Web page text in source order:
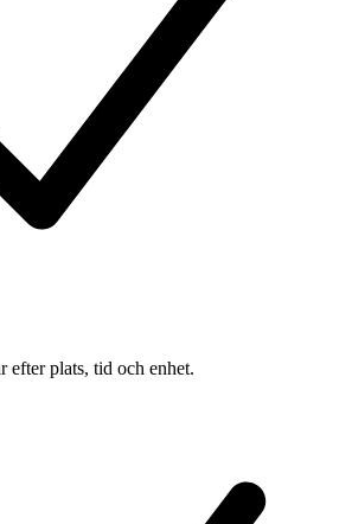
efter plats, tid och enhet.